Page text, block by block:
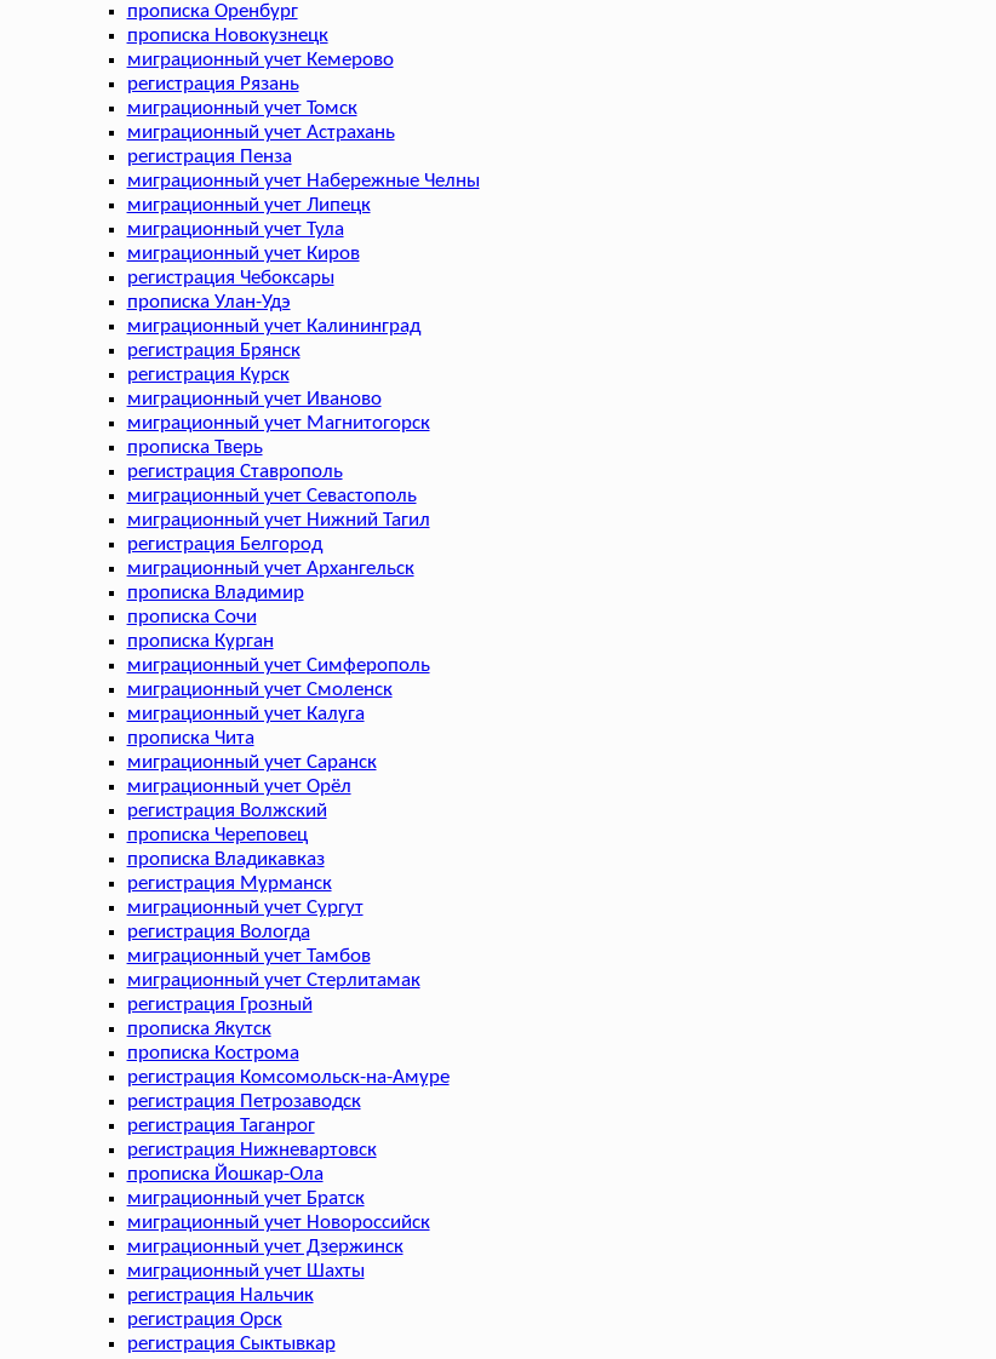
прописка Оренбург
прописка Новокузнецк
миграционный учет Кемерово
регистрация Рязань
миграционный учет Томск
миграционный учет Астрахань
регистрация Пенза
миграционный учет Набережные Челны
миграционный учет Липецк
миграционный учет Тула
миграционный учет Киров
регистрация Чебоксары
прописка Улан-Удэ
миграционный учет Калининград
регистрация Брянск
регистрация Курск
миграционный учет Иваново
миграционный учет Магнитогорск
прописка Тверь
регистрация Ставрополь
миграционный учет Севастополь
миграционный учет Нижний Тагил
регистрация Белгород
миграционный учет Архангельск
прописка Владимир
прописка Сочи
прописка Курган
миграционный учет Симферополь
миграционный учет Смоленск
миграционный учет Калуга
прописка Чита
миграционный учет Саранск
миграционный учет Орёл
регистрация Волжский
прописка Череповец
прописка Владикавказ
регистрация Мурманск
миграционный учет Сургут
регистрация Вологда
миграционный учет Тамбов
миграционный учет Стерлитамак
регистрация Грозный
прописка Якутск
прописка Кострома
регистрация Комсомольск-на-Амуре
регистрация Петрозаводск
регистрация Таганрог
регистрация Нижневартовск
прописка Йошкар-Ола
миграционный учет Братск
миграционный учет Новороссийск
миграционный учет Дзержинск
миграционный учет Шахты
регистрация Нальчик
регистрация Орск
регистрация Сыктывкар